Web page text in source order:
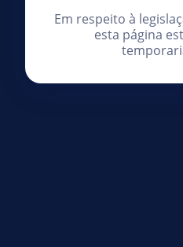
Em respeito à
esta página